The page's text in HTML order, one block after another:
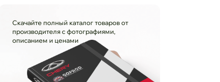
Скачайте полный каталог товаров от
производителя с фотографиями,
описанием и ценами